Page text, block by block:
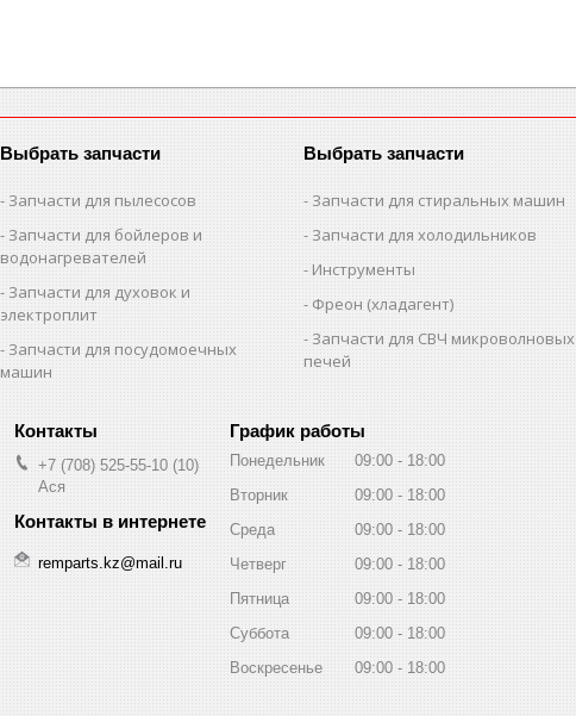
Выбрать запчасти
Запчасти для пылесосов
Запчасти для бойлеров и
водонагревателей
Запчасти для духовок и
электроплит
Запчасти для посудомоечных
машин
Выбрать запчасти
Запчасти для стиральных машин
Запчасти для холодильников
Инструменты
Фреон (хладагент)
Запчасти для СВЧ микроволновых
печей
+7 (708) 525-55-10 10
Ася
remparts.kz@mail.ru
График работы
Понедельник 09:00
18:00
Вторник
09:00
18:00
Среда
09:00
18:00
Четверг
09:00
18:00
Пятница
09:00
18:00
Суббота
09:00
18:00
Воскресенье
09:00 18:00